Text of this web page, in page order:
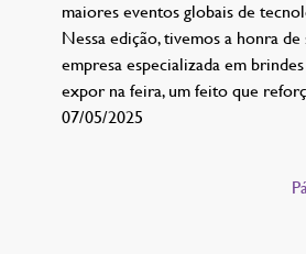
maiores eventos globais de
Nessa edição, tivemos a honra de
empresa especializada em
expor na feira, um feito que
07/05/2025